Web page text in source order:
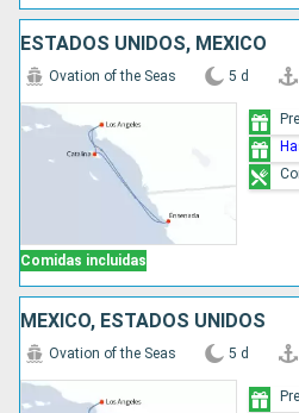
ESTADOS UNIDOS, MÉXICO
Comidas incluidas
Ovation of the Seas 5 d
MÉXICO, ESTADOS UNIDOS
Ovation of the Seas 5 d